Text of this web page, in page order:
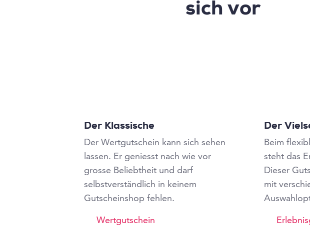
sich vor
Der Klassische
Der Wertgutschein kann sich sehen
lassen. Er geniesst nach wie vor
grosse Beliebtheit und darf
selbstverständlich in keinem
Gutscheinshop fehlen.
Wertgutschein
Der
Beim
steht das
Dieser
mit